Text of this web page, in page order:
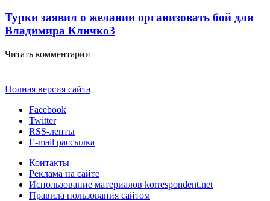
Турки заявил о желании организовать бой для
Владимира Кличко3
Читать комментарии
Полная версия сайта
Facebook
Twitter
RSS-ленты
E-mail рассылка
Контакты
Реклама на сайте
Использование материалов korrespondent.net
Правила пользования сайтом